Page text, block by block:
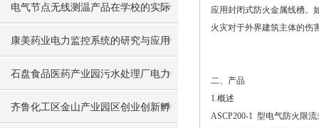
改造项目的应用
电气节点无线测温产品在学校的实际
应用
康美药业电力监控系统的研究与应用
石盘食品医药产业园污水处理厂电力
监控系统的设计及应用
齐鲁化工区金山产业园区创业创新孵
应用封闭式防火金属线槽。
火灾对于外界建筑主体的伤
二、产品
1.概述
ASCP200-1 型电气防火限